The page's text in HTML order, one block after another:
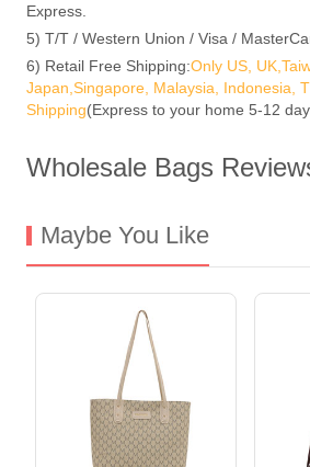
Express.
5) T/T / Western Union / Visa /
6) Retail Free Shipping:Only US,
Japan,Singapore, Malaysia, Indonesia,
Shipping(Express to your home 5-12
Wholesale Bags
Maybe You Like